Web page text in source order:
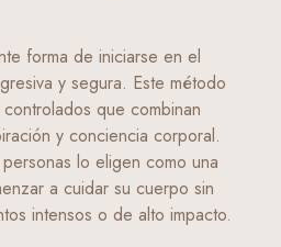
forma de iniciarse en el
y segura. Este método
que combinan
y conciencia corporal.
lo eligen como una
a cuidar su cuerpo sin
intensos o de alto impacto.